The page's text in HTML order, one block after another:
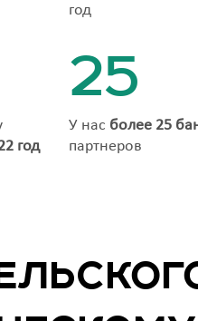
год
год
25
У нас более 25
партнеров